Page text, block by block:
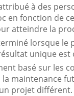
à des
en fonction de
atteindre la
lorsque le
unique est
basé sur les
la maintenance
projet différent.